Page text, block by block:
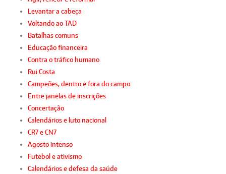
Levantar a cabeça
Voltando ao TAD
Batalhas comuns
Educação financeira
Contra o tráfico humano
Rui Costa
Campeões, dentro e fora do campo
Entre janelas de inscrições
Concertação
Calendários e luto nacional
CR7 e CN7
Agosto intenso
Futebol e ativismo
Calendários e defesa da saúde